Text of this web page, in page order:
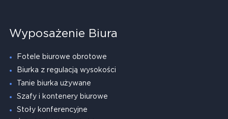
Wyposażenie Biura
Fotele biurowe obrotowe
Biurka z regulacją wysokości
Tanie biurka używane
Szafy i kontenery biurowe
Stoły konferencyjne